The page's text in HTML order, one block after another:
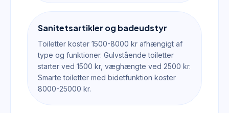
Sanitetsartikler og badeudstyr
Toiletter koster 1500-8000 kr afhængigt af
type og funktioner. Gulvstående toiletter
starter ved 1500 kr, væghængte ved 2500 kr.
Smarte toiletter med bidetfunktion koster
8000-25000 kr.